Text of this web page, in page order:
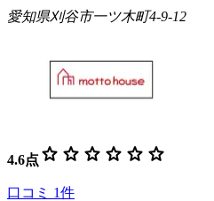
愛知県刈谷市一ツ木町4-9-12
4.6点 star star star star star star
口コミ 1件